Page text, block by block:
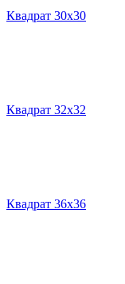
Квадрат 30х30
Квадрат 32х32
Квадрат 36х36